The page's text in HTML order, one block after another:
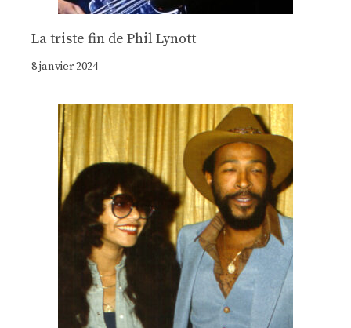
La triste fin de Phil Lynott
8 janvier 2024